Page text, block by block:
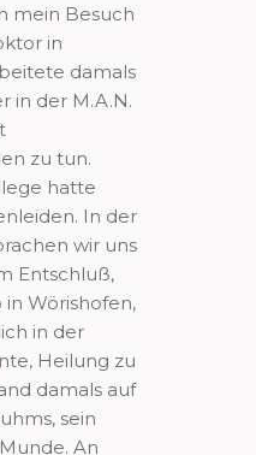
mein Besuch
in
damals
in der M.A.N.
zu tun.
hatte
In der
wir uns
Entschluß,
Wörishofen,
in der
Heilung zu
damals auf
sein
An